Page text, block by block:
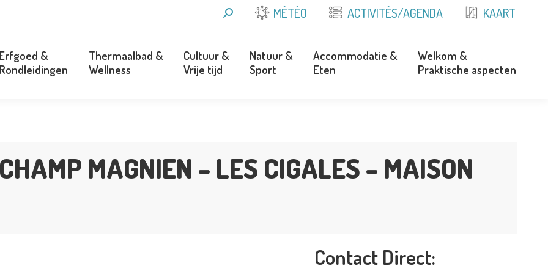
ZOEKEN: MÉTÉO ACTIVITÉS/AGENDA KAART
Erfgoed &
Rondleidingen
Thermaalbad &
Wellness
Cultuur &
Vrije tijd
Natuur &
Sport
Accommodatie &
Eten
Welkom &
Praktische aspecten
MAGNIEN – LES CIGALES – MAISON
Contact Direct:
Cultuur &
Natuur &
Accommodatie &
Welkom &